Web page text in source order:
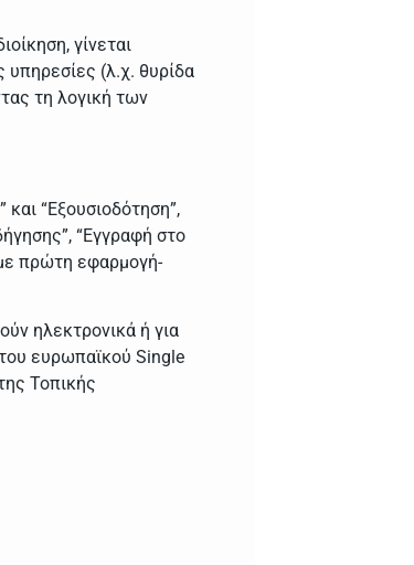
γίνεται
υπηρεσίες (λ.χ. θυρίδα
τη λογική των
“Εξουσιοδότηση”,
“Εγγραφή στο
με πρώτη εφαρμογή-
ηλεκτρονικά ή για
ευρωπαϊκού Single
Τοπικής